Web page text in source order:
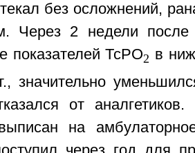
без осложнений,
Через 2 недели после
показателей ТсРО2 в
значительно
от
на